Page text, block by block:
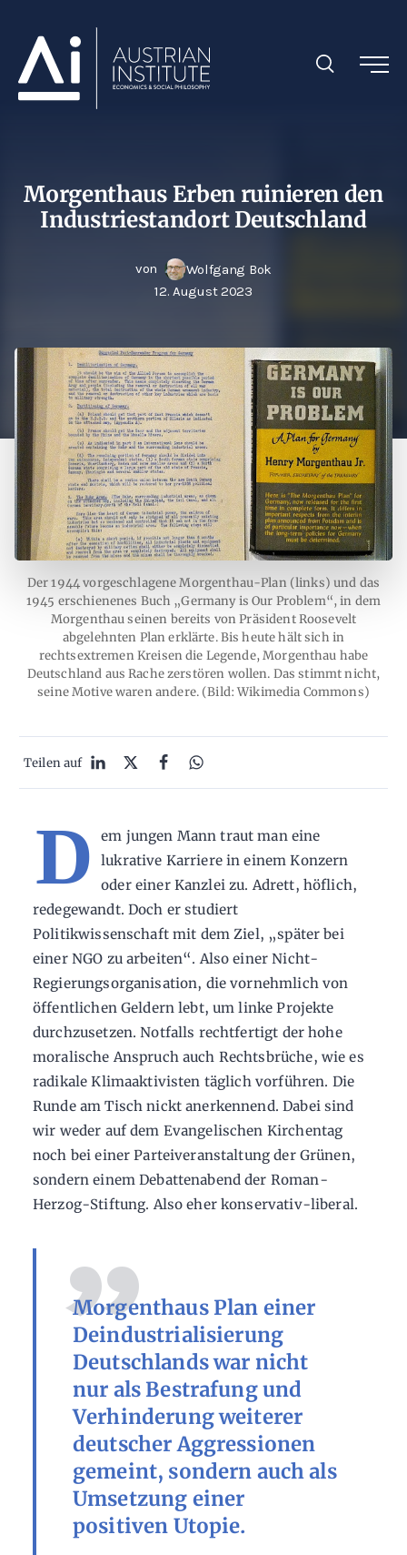
Morgenthaus Erben ruinieren den
Industriestandort Deutschland
von
Wolfgang Bok
12. August 2023
Der 1944 vorgeschlagene Morgenthau-Plan (links) und das
1945 erschienenes Buch „Germany is Our Problem“, in dem
Morgenthau seinen bereits von Präsident Roosevelt
abgelehnten Plan erklärte. Bis heute hält sich in
rechtsextremen Kreisen die Legende, Morgenthau habe
Deutschland aus Rache zerstören wollen. Das stimmt nicht,
seine Motive waren andere. (Bild: Wikimedia Commons)
Teilen auf
D
em jungen Mann traut man eine
lukrative Karriere in einem Konzern
oder einer Kanzlei zu. Adrett, höflich,
redegewandt. Doch er studiert
Politikwissenschaft mit dem Ziel, „später bei
einer NGO zu arbeiten“. Also einer Nicht-
Regierungsorganisation, die vornehmlich von
öffentlichen Geldern lebt, um linke Projekte
durchzusetzen. Notfalls rechtfertigt der hohe
moralische Anspruch auch Rechtsbrüche, wie es
radikale Klimaaktivisten täglich vorführen. Die
Runde am Tisch nickt anerkennend. Dabei sind
wir weder auf dem Evangelischen Kirchentag
noch bei einer Parteiveranstaltung der Grünen,
sondern einem Debattenabend der Roman-
Herzog-Stiftung. Also eher konservativ-liberal.
Morgenthaus Plan einer
Deindustrialisierung
Deutschlands war nicht
nur als Bestrafung und
Verhinderung weiterer
deutscher Aggressionen
gemeint, sondern auch als
Umsetzung einer
positiven Utopie.